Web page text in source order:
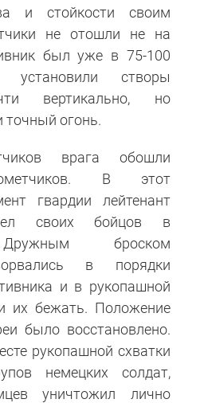
и стойкости своим
не отошли не на
был уже в 75-100
створы
вертикально, но
точный огонь.
врага обошли
В этот
гвардии лейтенант
своих бойцов в
Дружным броском
в порядки
и в рукопашной
их бежать. Положение
было восстановлено.
рукопашной схватки
немецких солдат,
уничтожил лично